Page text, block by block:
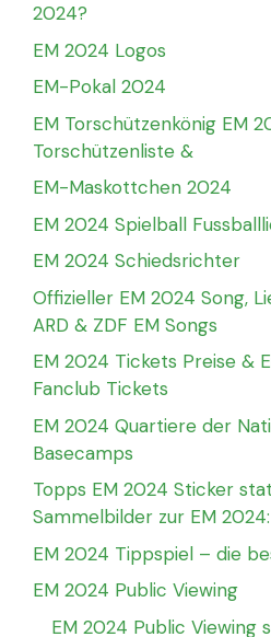
2024?
EM 2024 Logos
EM-Pokal 2024
EM Torschützenkönig EM
Torschützenliste &
EM-Maskottchen 2024
EM 2024 Spielball
EM 2024 Schiedsrichter
Offizieller EM 2024 Song,
ARD & ZDF EM Songs
EM 2024 Tickets Preise &
Fanclub Tickets
EM 2024 Quartiere der
Basecamps
Topps EM 2024 Sticker
Sammelbilder zur EM 2024:
EM 2024 Tippspiel – die
EM 2024 Public Viewing
EM 2024 Public Viewing